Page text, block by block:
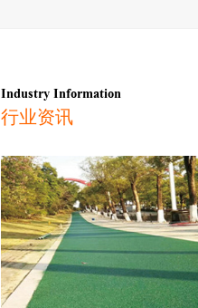
Industry Information
行业资讯